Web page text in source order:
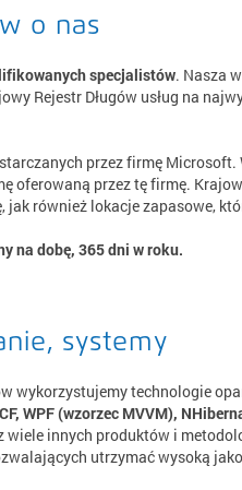
o nas
specjalistów. Nasza
Rejestr Długów usług na
przez firmę
oferowaną przez tę firmę.
jak również lokacje zapasowe,
na dobę, 365 dni w roku.
systemy
wykorzystujemy technologie
WPF (wzorzec MVVM),
wiele innych produktów i
utrzymać wysoką